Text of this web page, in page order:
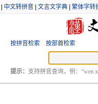
中文转拼音 文言文字典 繁体字转
按拼音检索 按部首检索
提示： 支持拼音查询，例：“wen